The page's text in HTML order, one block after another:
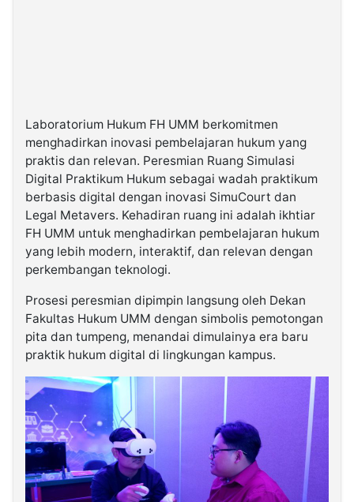
Laboratorium Hukum FH UMM berkomitmen
menghadirkan inovasi pembelajaran hukum yang
praktis dan relevan. Peresmian Ruang Simulasi
Digital Praktikum Hukum sebagai wadah praktikum
berbasis digital dengan inovasi SimuCourt dan
Legal Metavers. Kehadiran ruang ini adalah ikhtiar
FH UMM untuk menghadirkan pembelajaran hukum
yang lebih modern, interaktif, dan relevan dengan
perkembangan teknologi.
Prosesi peresmian dipimpin langsung oleh Dekan
Fakultas Hukum UMM dengan simbolis pemotongan
pita dan tumpeng, menandai dimulainya era baru
praktik hukum digital di lingkungan kampus.